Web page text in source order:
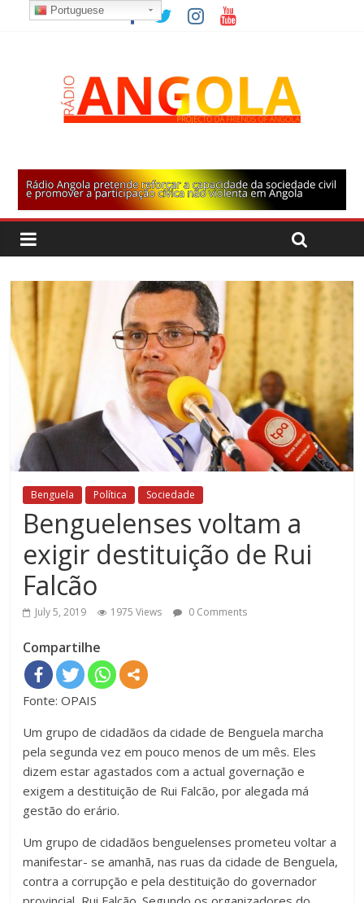
Benguela Política Sociedade
Benguelenses voltam a
exigir destituição de Rui
Falcão
July 5, 2019 1975 Views 0 Comments
Compartilhe
Fonte: OPAIS
Um grupo de cidadãos da cidade de Benguela marcha
pela segunda vez em pouco menos de um mês. Eles
dizem estar agastados com a actual governação e
exigem a destituição de Rui Falcão, por alegada má
gestão do erário.
Um grupo de cidadãos benguelenses prometeu voltar a
manifestar- se amanhã, nas ruas da cidade de Benguela,
contra a corrupção e pela destituição do governador
Portuguese